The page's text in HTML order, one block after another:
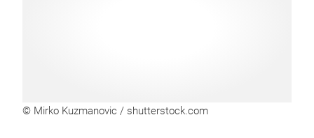
© Mirko Kuzmanovic / shutterstock.com